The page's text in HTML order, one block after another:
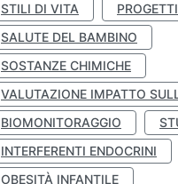
STILI DI VITA
SALUTE DEL BAMBINO
SOSTANZE CHIMICHE
VALUTAZIONE IMPATTO
BIOMONITORAGGIO
INTERFERENTI ENDOCRINI
OBESITÀ INFANTILE